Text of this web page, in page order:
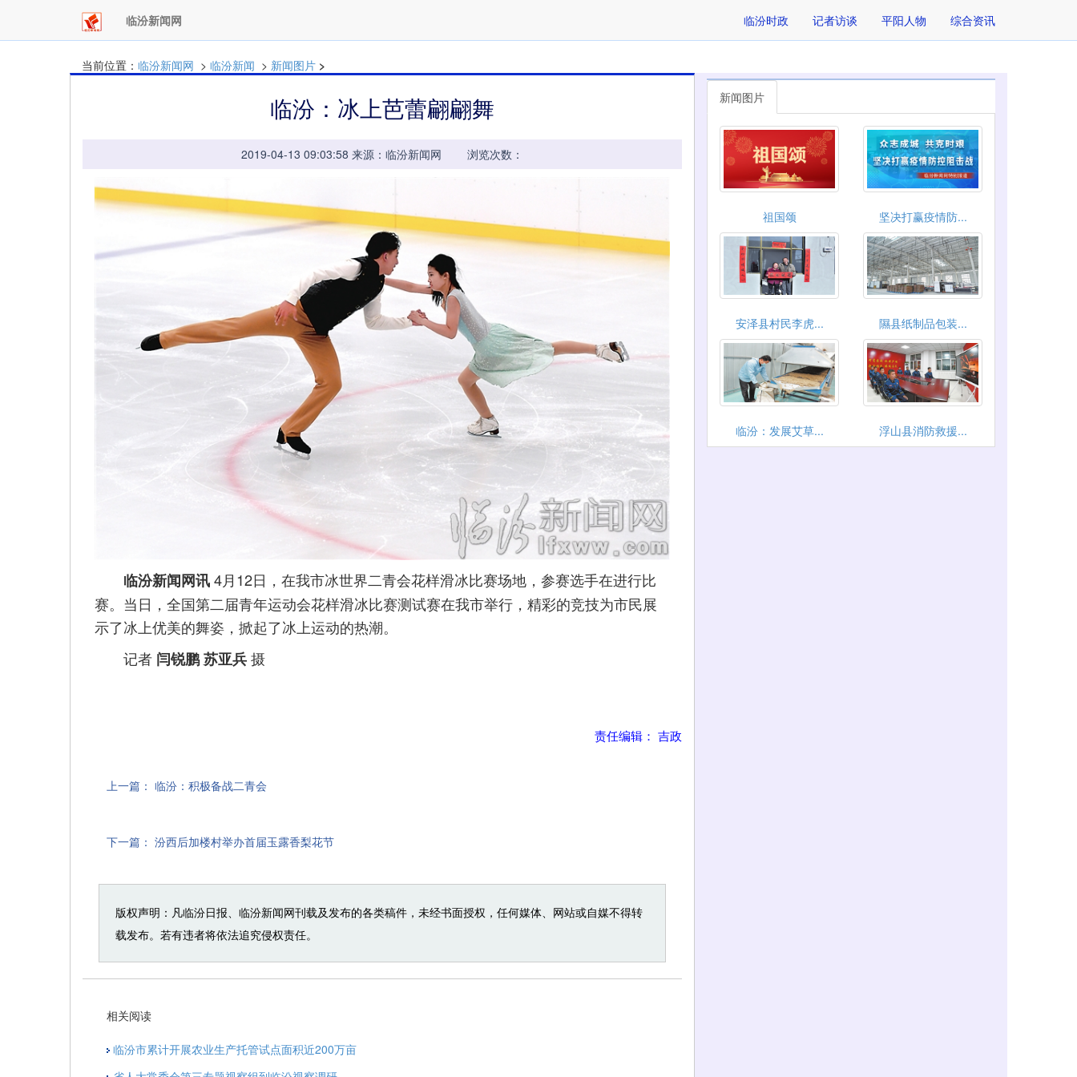
临汾新闻网 临汾时政 记者访谈 平阳人物 综合资讯
当前位置： 临汾新闻网 > 临汾新闻 > 新闻图片 >
临汾：冰上芭蕾翩翩舞
2019-04-13 09:03:58 来源：临汾新闻网 浏览次数：
临汾新闻网讯4月12日，在我市冰世界二青会花样滑冰比赛场地，参赛选手在进行比
赛。当日，全国第二届青年运动会花样滑冰比赛测试赛在我市举行，精彩的竞技为市民展
示了冰上优美的舞姿，掀起了冰上运动的热潮。
记者 闫锐鹏 苏亚兵摄
责任编辑： 吉政
上一篇： 临汾：积极备战二青会
下一篇： 汾西后加楼村举办首届玉露香梨花节
版权声明：凡临汾日报、临汾新闻网刊载及发布的各类稿件，未经书面授权，任何媒体、网站或自媒不得转
载发布。若有违者将依法追究侵权责任。
相关阅读
临汾市累计开展农业生产托管试点面积近200万亩
新闻图片
祖国颂 坚决打赢疫情防...
安泽县村民李虎... 隰县纸制品包装...
临汾：发展艾草... 浮山县消防救援...